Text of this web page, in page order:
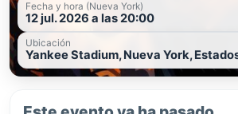
Fecha y hora (Nueva York)
12 jul. 2026 a las 20:00
Ubicación
Yankee Stadium, Nueva York,